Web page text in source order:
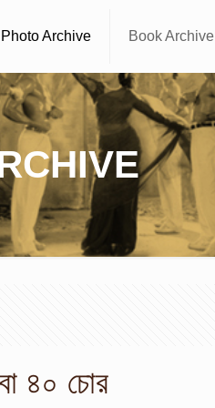
Photo Archive Book Archive
৪০ চোর